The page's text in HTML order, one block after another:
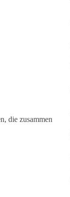
die zusammen